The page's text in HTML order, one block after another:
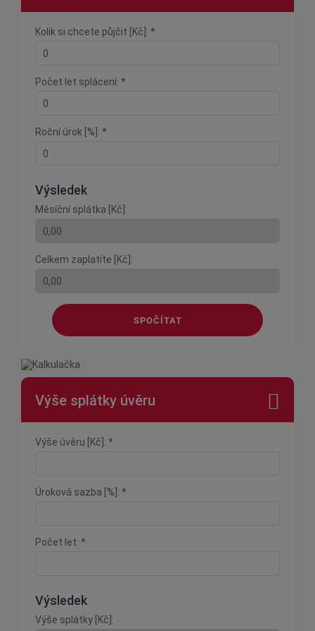
Kolik si chcete půjčit [Kč]: *
Počet let splácení: *
Roční úrok [%]: *
Výsledek
Měsíční splátka [Kč]:
Celkem zaplatíte [Kč]:
SPOČÍTAT
Výše splátky úvěru
Výše úvěru [Kč]: *
Úroková sazba [%]: *
Počet let: *
Výsledek
Výše splátky [Kč]: